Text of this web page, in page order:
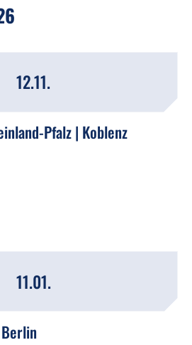
12.11.
Pfalz | Koblenz
11.01.